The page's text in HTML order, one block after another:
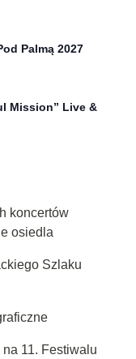
Palmą 2027
Mission” Live &
koncertów
osiedla
Szlaku
11. Festiwalu